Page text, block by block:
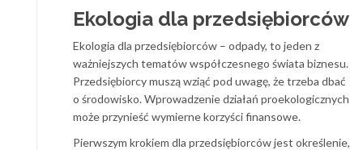
Ekologia dla przedsiębiorców
Ekologia dla przedsiębiorców – odpady, to jeden z
ważniejszych tematów współczesnego świata biznesu.
Przedsiębiorcy muszą wziąć pod uwagę, że trzeba dbać
o środowisko. Wprowadzenie działań proekologicznych
może przynieść wymierne korzyści finansowe.
Pierwszym krokiem dla przedsiębiorców jest określenie,